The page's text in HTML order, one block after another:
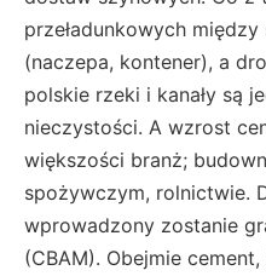
przeładunkowych
(naczepa, kontener), a
polskie rzeki i kanały są
nieczystości. A wzrost
większości branż;
spożywczym, rolnictwie.
wprowadzony zostanie
(CBAM). Obejmie